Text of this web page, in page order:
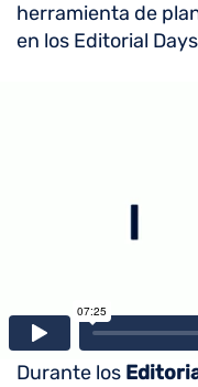
herramienta de
en los Editorial
Durante los